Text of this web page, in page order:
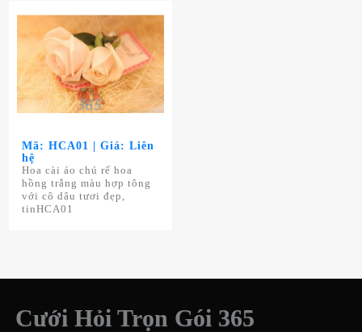
Mã: HCA01 | Giá: Liên
hệ
Hoa cài áo chú rể hoa
hồng trắng màu hợp tông
với cô dâu tươi đẹp,
tinHCA01
Cưới Hỏi Trọn Gói 365